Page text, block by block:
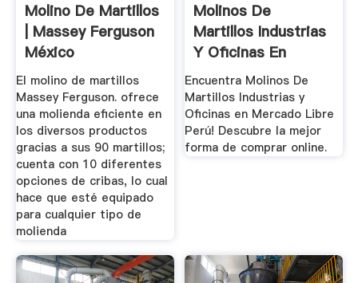
Molino De Martillos
| Massey Ferguson
México
El molino de martillos
Massey Ferguson. ofrece
una molienda eficiente en
los diversos productos
gracias a sus 90 martillos;
cuenta con 10 diferentes
opciones de cribas, lo cual
hace que esté equipado
para cualquier tipo de
molienda
Molinos De
Martillos Industrias
Y Oficinas En
Mercado ...
Encuentra Molinos De
Martillos Industrias y
Oficinas en Mercado Libre
Perú! Descubre la mejor
forma de comprar online.